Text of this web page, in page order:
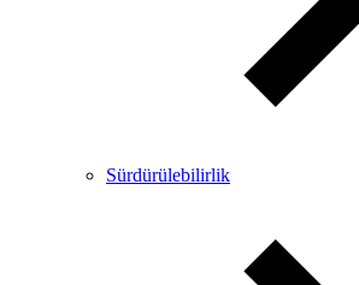
Sürdürülebilirlik